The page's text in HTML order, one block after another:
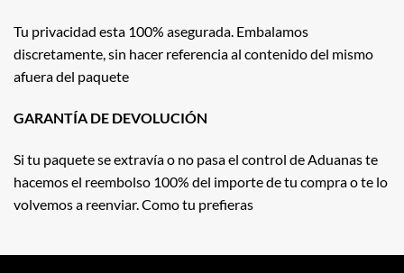
Tu privacidad esta 100% asegurada. Embalamos
discretamente, sin hacer referencia al contenido del mismo
afuera del paquete
GARANTÍA DE DEVOLUCIÓN
Si tu paquete se extravía o no pasa el control de Aduanas te
hacemos el reembolso 100% del importe de tu compra o te lo
volvemos a reenviar. Como tu prefieras